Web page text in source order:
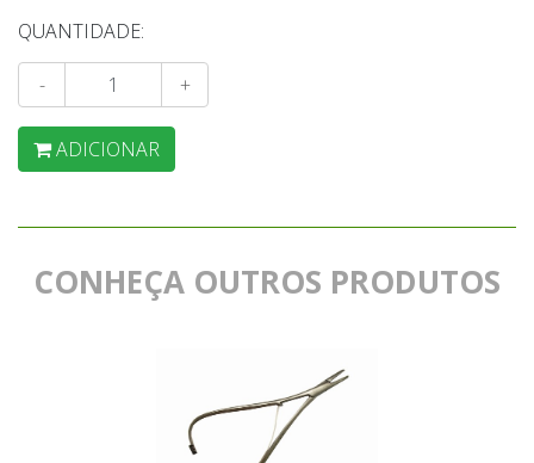
QUANTIDADE:
- +
ADICIONAR
CONHEÇA OUTROS PRODUTOS